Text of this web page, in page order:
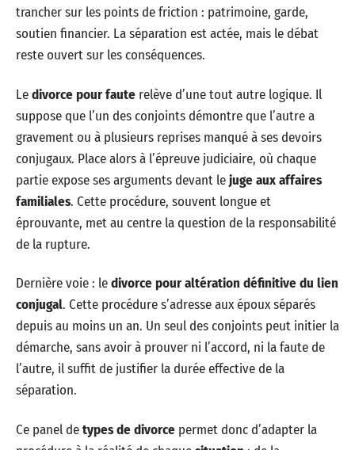
trancher sur les points de friction : patrimoine, garde,
soutien financier. La séparation est actée, mais le débat
reste ouvert sur les conséquences.
Ledivorce pour faute relève d’une tout autre logique. Il
suppose que l’un des conjoints démontre que l’autre a
gravement ou à plusieurs reprises manqué à ses devoirs
conjugaux. Place alors à l’épreuve judiciaire, où chaque
partie expose ses arguments devant lejuge aux affaires
familiales. Cette procédure, souvent longue et
éprouvante, met au centre la question de la responsabilité
de la rupture.
Dernière voie : ledivorce pour altération définitive du lien
conjugal. Cette procédure s’adresse aux époux séparés
depuis au moins un an. Un seul des conjoints peut initier la
démarche, sans avoir à prouver ni l’accord, ni la faute de
l’autre, il suffit de justifier la durée effective de la
séparation.
Ce panel detypes de divorce permet donc d’adapter la